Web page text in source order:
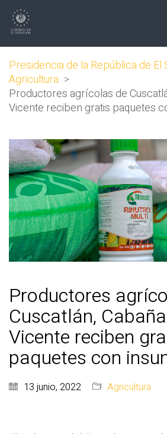
Presidencia de la República de El
Agricultura >
Productores agrícolas de
Vicente reciben gratis paquetes
Productores
Cuscatlán,
Vicente reciben
paquetes con
13 junio, 2022 Agricultura